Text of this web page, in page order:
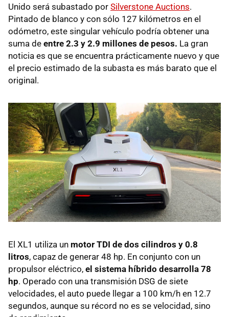
Unido será subastado por Silverstone Auctions.
Pintado de blanco y con sólo 127 kilómetros en el
odómetro, este singular vehículo podría obtener una
suma de entre 2.3 y 2.9 millones de pesos. La gran
noticia es que se encuentra prácticamente nuevo y que
el precio estimado de la subasta es más barato que el
original.
El XL1 utiliza un motor TDI de dos cilindros y 0.8
litros, capaz de generar 48 hp. En conjunto con un
propulsor eléctrico, el sistema híbrido desarrolla 78
hp. Operado con una transmisión DSG de siete
velocidades, el auto puede llegar a 100 km/h en 12.7
segundos, aunque su récord no es se velocidad, sino